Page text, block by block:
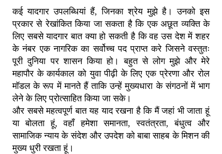
कई यादगार उपलब्धियां हैं, जिनका श्रेय मुझे है। उनको इस
प्रकार से रेखांकित किया जा सकता है कि एक अछूत व्यक्ति के
लिए सबसे यादगार बात क्या हो सकती है कि वह उस देश में शहर
के नंबर एक नागरिक का सर्वोच्च पद प्राप्त करे जिसने वस्तुतः
पूरी दुनिया पर शासन किया हो। बहुत से लोग मुझे और मेरे
महापौर के कार्यकाल को युवा पीढ़ी के लिए एक प्रेरणा और रोल
मॉडल के रूप में मानते हैं ताकि उन्हें मुख्यधारा के संगठनों में भाग
लेने के लिए प्रोत्साहित किया जा सके।
और सबसे महत्वपूर्ण बात यह याद रखना है कि मैं जहां भी जाता हूं
या बोलता हूं, वहाँ हमेशा समानता, स्वतंत्रता, बंधुत्व और
सामाजिक न्याय के संदेश और उपदेश को बाबा साहब के मिशन की
मुख्य धुरी रखता हूं।